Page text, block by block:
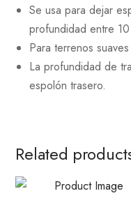
Se usa para dejar
profundidad entre
Para terrenos
La profundidad de
espolón trasero.
Related